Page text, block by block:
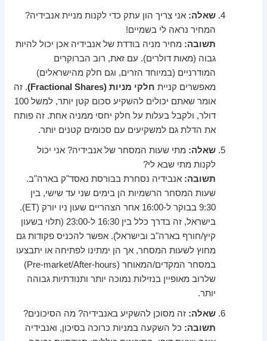
שאלה: אני צריך הון עתק כדי לקנות מניית אנבידיה?
המחיר נראה לי בשמיים!
תשובה: מחיר מניה בודדת של אנבידיה אכן יכול להיות
גבוה (מאות דולרים). עם זאת, רוב הברוקרים
המודרניים (במיוחד הזרים, וגם חלק מהישראלים)
מאפשרים קניית חלקי מניות (Fractional Shares)
. זה
אומר שאתם יכולים להשקיע סכום קטן יותר, למשל 100
דולר, ולקבל בעלות על חלק יחסי ממניה אחת. זה פותח
את הדלת גם למשקיעים עם סכומים קטנים יותר.
שאלה: מתי שעות המסחר של אנבידיה? אני יכול
לקנות מתי שבא לי?
תשובה: אנבידיה נסחרת בבורסת נאסד"ק בארה"ב.
שעות המסחר הרשמיות הן בימים שני עד שישי, בין
9:30 בבוקר ל-16:00 אחר הצהריים שעון ניו יורק (ET).
בישראל, זה בדרך כלל בין 16:30 ל-23:00 (תלוי בשעון
קיץ/חורף בארה"ב ובישראל). אפשר להכניס פקודות גם
מחוץ לשעות המסחר, אך הן ימתינו לפתיחה או יתבצעו
במסחר המקדים/המאוחר (Pre-market/After-hours)
שלרוב מאופיין בנזילות נמוכה יותר ותנודתיות גבוהה
יותר.
שאלה: זה מסוכן להשקיע באנבידיה? מה הסיכונים?
תשובה: כל השקעה במניות כרוכה בסיכון, ואנבידיה